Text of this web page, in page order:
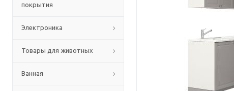
покрытия
Электроника
Товары для животных
Ванная